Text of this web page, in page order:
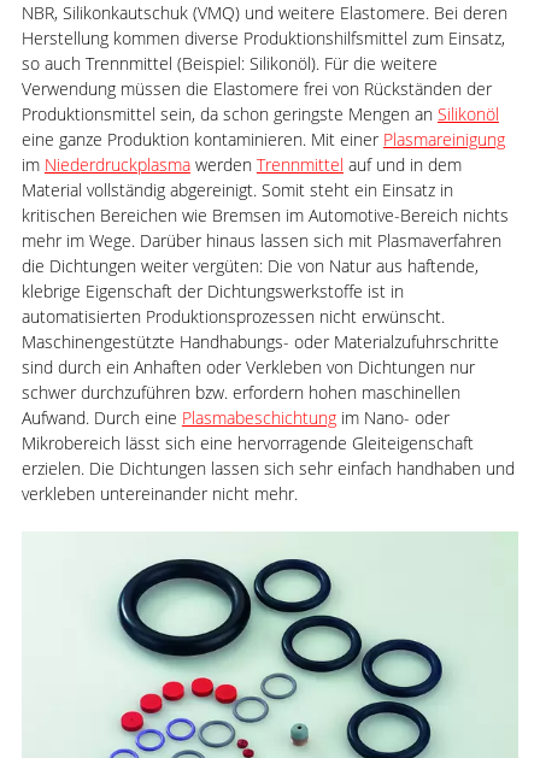
NBR, Silikonkautschuk (VMQ) und weitere Elastomere. Bei deren
Herstellung kommen diverse Produktionshilfsmittel zum Einsatz,
so auch Trennmittel (Beispiel: Silikonöl). Für die weitere
Verwendung müssen die Elastomere frei von Rückständen der
Produktionsmittel sein, da schon geringste Mengen an Silikonöl
eine ganze Produktion kontaminieren. Mit einer Plasmareinigung
im Niederdruckplasmawerden Trennmittel auf und in dem
Material vollständig abgereinigt. Somit steht ein Einsatz in
kritischen Bereichen wie Bremsen im Automotive-Bereich nichts
mehr im Wege. Darüber hinaus lassen sich mit Plasmaverfahren
die Dichtungen weiter vergüten: Die von Natur aus haftende,
klebrige Eigenschaft der Dichtungswerkstoffe ist in
automatisierten Produktionsprozessen nicht erwünscht.
Maschinengestützte Handhabungs- oder Materialzufuhrschritte
sind durch ein Anhaften oder Verkleben von Dichtungen nur
schwer durchzuführen bzw. erfordern hohen maschinellen
Aufwand. Durch eine Plasmabeschichtungim Nano- oder
Mikrobereich lässt sich eine hervorragende Gleiteigenschaft
erzielen. Die Dichtungen lassen sich sehr einfach handhaben und
verkleben untereinander nicht mehr.